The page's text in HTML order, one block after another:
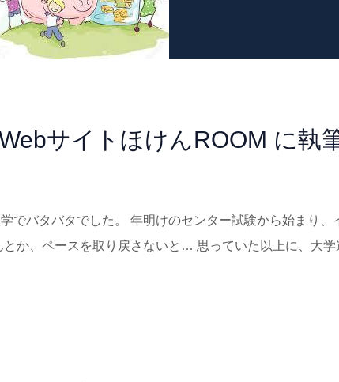
サイトほけんROOM に執
でバタバタでした。 年明けのセンター試験から始まり、
か、ペースを取り戻さないと… 思っていた以上に、大学